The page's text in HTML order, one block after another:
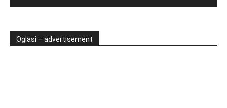
Oglasi – advertisement